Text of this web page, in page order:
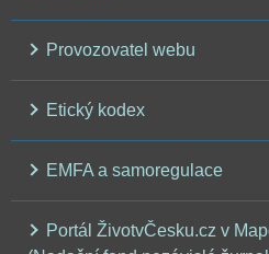
Provozovatel webu
Etický kodex
EMFA a samoregulace
Portál ŽivotvČesku.cz v